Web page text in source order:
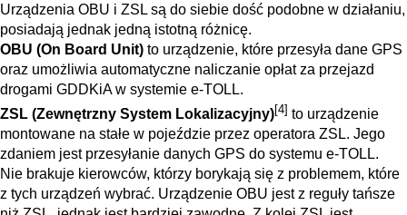
Urządzenia OBU i ZSL są do siebie dość podobne w działaniu,
posiadają jednak jedną istotną różnicę.
OBU (On Board Unit) to urządzenie, które przesyła dane GPS
oraz umożliwia automatyczne naliczanie opłat za przejazd
drogami GDDKiA w systemie e-TOLL.
ZSL (Zewnętrzny System Lokalizacyjny)[4] to urządzenie
montowane na stałe w pojeździe przez operatora ZSL. Jego
zdaniem jest przesyłanie danych GPS do systemu e-TOLL.
Nie brakuje kierowców, którzy borykają się z problemem, które
z tych urządzeń wybrać. Urządzenie OBU jest z reguły tańsze